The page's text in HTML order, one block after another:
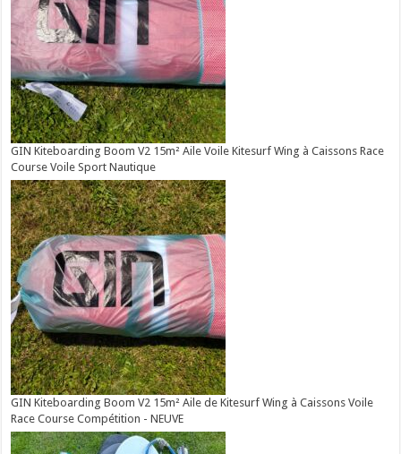
GIN Kiteboarding Boom V2 15m² Aile Voile Kitesurf Wing à Caissons Race
Course Voile Sport Nautique
GIN Kiteboarding Boom V2 15m² Aile de Kitesurf Wing à Caissons Voile
Race Course Compétition - NEUVE